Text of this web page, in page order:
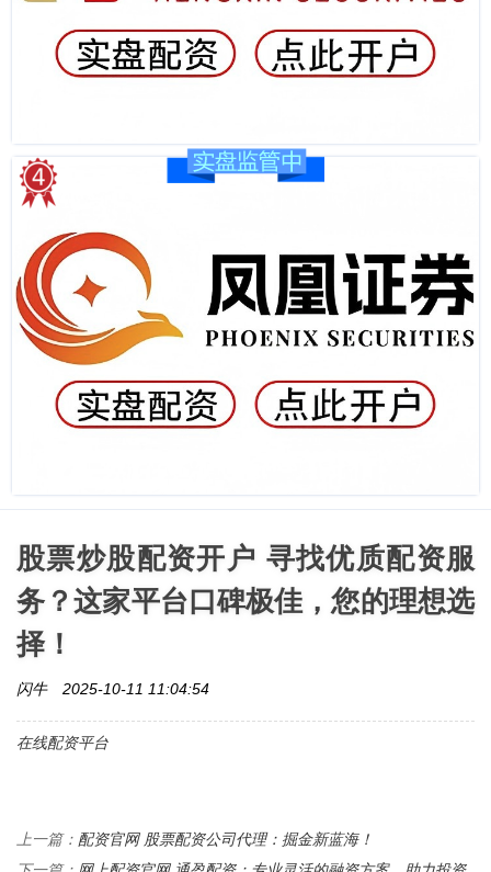
股票炒股配资开户 寻找优质配资服
务？这家平台口碑极佳，您的理想选
择！
闪牛 2025-10-11 11:04:54
在线配资平台
上一篇： 配资官网 股票配资公司代理：掘金新蓝海！